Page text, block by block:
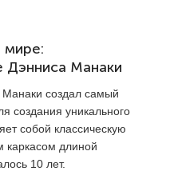
мире:
Дэнниса Манаки
создал самый
создания уникального
собой классическую
каркасом длиной
10 лет.